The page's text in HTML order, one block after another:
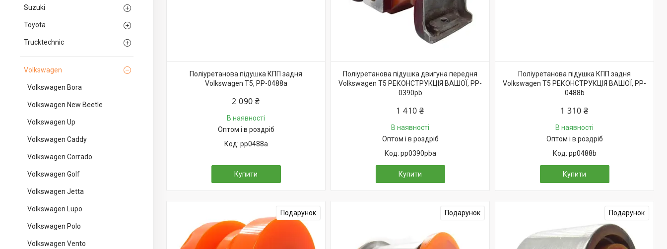
Suzuki
Toyota
Trucktechnic
Volkswagen
Volkswagen Bora
Volkswagen New Beetle
Volkswagen Up
Volkswagen Caddy
Volkswagen Corrado
Volkswagen Golf
Volkswagen Jetta
Volkswagen Lupo
Volkswagen Polo
Volkswagen Vento
Поліуретанова підушка КПП задня
Volkswagen T5, PP-0488a
2 090 ₴
В наявності
Оптом і в роздріб
pp0488a
Купити
Поліуретанова підушка двигуна передня
Volkswagen T5 РЕКОНСТРУКЦІЯ ВАШОЇ, PP-
0390pb
1 410 ₴
В наявності
Оптом і в роздріб
pp0390pba
Купити
Поліуретанова підушка КПП задня
Volkswagen T5 РЕКОНСТРУКЦІЯ ВАШОЇ, PP-
0488b
1 310 ₴
В наявності
Оптом і в роздріб
pp0488b
Купити
Подарунок Подарунок Подарунок